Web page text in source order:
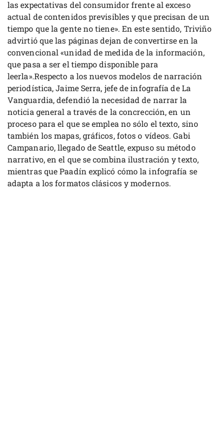
las expectativas del consumidor frente al exceso
actual de contenidos previsibles y que precisan de un
tiempo que la gente no tiene». En este sentido, Triviño
advirtió que las páginas dejan de convertirse en la
convencional «unidad de medida de la información,
que pasa a ser el tiempo disponible para
leerla».Respecto a los nuevos modelos de narración
periodística, Jaime Serra, jefe de infografía de La
Vanguardia, defendió la necesidad de narrar la
noticia general a través de la concrección, en un
proceso para el que se emplea no sólo el texto, sino
también los mapas, gráficos, fotos o vídeos. Gabi
Campanario, llegado de Seattle, expuso su método
narrativo, en el que se combina ilustración y texto,
mientras que Paadín explicó cómo la infografía se
adapta a los formatos clásicos y modernos.